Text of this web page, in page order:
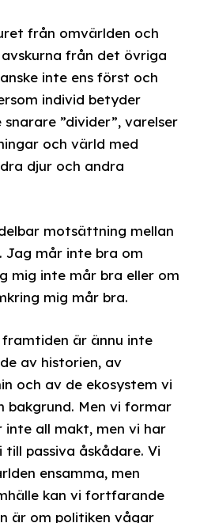
från omvärlden och
från det övriga
inte ens först och
individ betyder
snarare ”divider”, varelser
och värld med
djur och andra
motsättning mellan
Jag mår inte bra om
mig inte mår bra eller om
mig mår bra.
framtiden är ännu inte
av historien, av
och av de ekosystem vi
bakgrund. Men vi formar
inte all makt, men vi har
passiva åskådare. Vi
ensamma, men
kan vi fortfarande
är om politiken vågar